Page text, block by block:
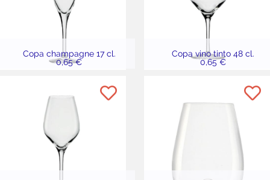
Copa champagne 17 cl.
0,65 €
Copa vino tinto 48 cl.
0,65 €